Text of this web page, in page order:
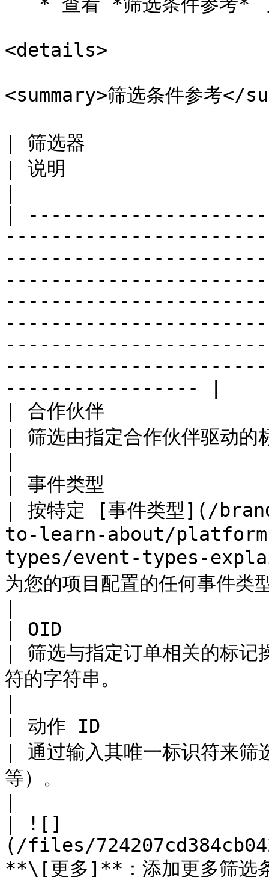
<details>
<summary>筛选条件参考</
| 筛选器
| 说明
|
----------------- |
| 合作伙伴
| 筛选由指定合作伙伴驱动的
| 事件类型
| 按特定 [事件类型](/
to-learn-about/
types/event-types-
为您的项目配置的任何事件
| OID
| 筛选与指定订单相关的标
符的字符串。
| 动作 ID
| 通过输入其唯一标识符来筛
等）。
| ![]
(/files/
**\[更多]**：添加更多筛选